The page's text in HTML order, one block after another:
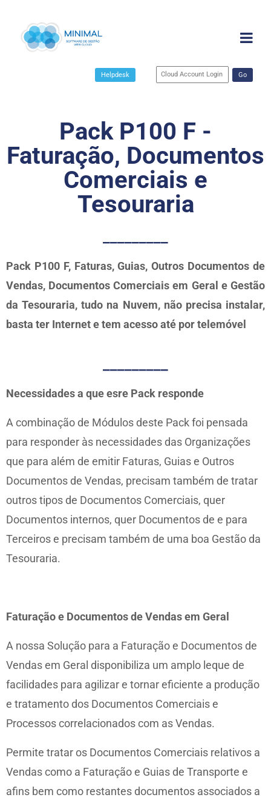
Helpdesk Go
Pack P100 F -
Faturação, Documentos
Comerciais e
Tesouraria
Pack P100 F, Faturas, Guias, Outros Documentos de
Vendas, Documentos Comerciais em Geral e Gestão
da Tesouraria, tudo na Nuvem, não precisa instalar,
basta ter Internet e tem acesso até por telemóvel
Necessidades a que esre Pack responde
A combinação de Módulos deste Pack foi pensada
para responder às necessidades das Organizações
que para além de emitir Faturas, Guias e Outros
Documentos de Vendas, precisam também de tratar
outros tipos de Documentos Comerciais, quer
Documentos internos, quer Documentos de e para
Terceiros e precisam também de uma boa Gestão da
Tesouraria.
Faturação e Documentos de Vendas em Geral
A nossa Solução para a Faturação e Documentos de
Vendas em Geral disponibiliza um amplo leque de
facilidades para agilizar e tornar eficiente a produção
e tratamento dos Documentos Comerciais e
Processos correlacionados com as Vendas.
Permite tratar os Documentos Comerciais relativos a
Vendas como a Faturação e Guias de Transporte e
afins bem como restantes documentos associados a